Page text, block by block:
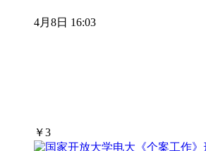
4月8日 16:03
￥3